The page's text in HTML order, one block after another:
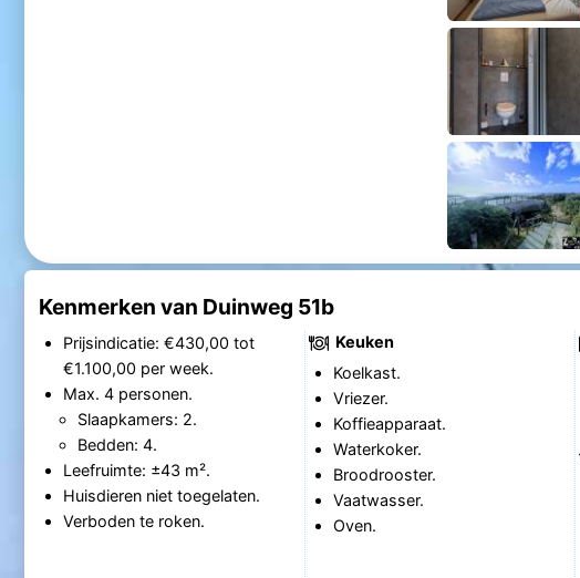
Kenmerken van Duinweg 51b
Prijsindicatie: €430,00 tot
€1.100,00 per week.
Max. 4 personen.
Slaapkamers: 2.
Bedden: 4.
Leefruimte: ±43 m².
Huisdieren niet toegelaten.
Verboden te roken.
Keuken
Koelkast.
Vriezer.
Koffieapparaat.
Waterkoker.
Broodrooster.
Vaatwasser.
Oven.